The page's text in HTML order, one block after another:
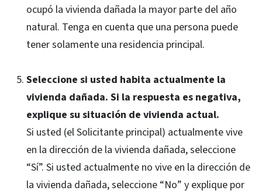
ocupó la vivienda dañada la mayor parte del año
natural. Tenga en cuenta que una persona puede
tener solamente una residencia principal.
Seleccione si usted habita actualmente la
vivienda dañada. Si la respuesta es negativa,
explique su situación de vivienda actual.
Si usted (el Solicitante principal) actualmente vive
en la dirección de la vivienda dañada, seleccione
“Sí”. Si usted actualmente no vive en la dirección de
la vivienda dañada, seleccione “No” y explique por